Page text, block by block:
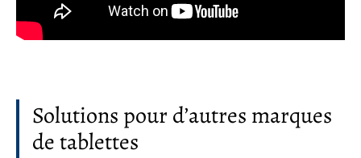
Solutions pour d’autres marques
de tablettes